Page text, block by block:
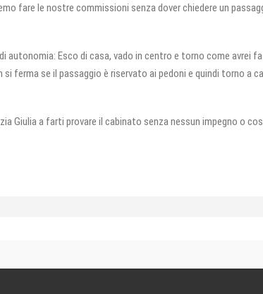
fare le nostre commissioni senza dover chiedere un
autonomia: Esco di casa, vado in centro e torno come avrei
ferma se il passaggio è riservato ai pedoni e quindi torno a
Giulia a farti provare il cabinato senza nessun impegno o